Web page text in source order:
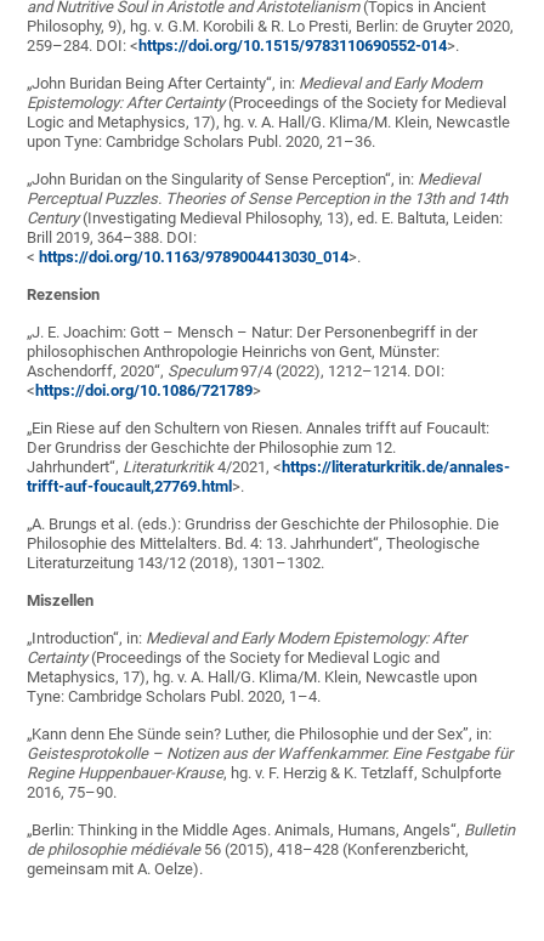
and Nutritive Soul in Aristotle and Aristotelianism(Topics in Ancient
Philosophy, 9), hg. v. G.M. Korobili & R. Lo Presti, Berlin: de Gruyter 2020,
259–284. DOI: < https://doi.org/10.1515/9783110690552-014>.
„John Buridan Being After Certainty“, in: Medieval and Early Modern
Epistemology: After Certainty(Proceedings of the Society for Medieval
Logic and Metaphysics, 17), hg. v. A. Hall/G. Klima/M. Klein, Newcastle
upon Tyne: Cambridge Scholars Publ. 2020, 21–36.
„John Buridan on the Singularity of Sense Perception“, in: Medieval
Perceptual Puzzles. Theories of Sense Perception in the 13th and 14th
Century(Investigating Medieval Philosophy, 13), ed. E. Baltuta, Leiden:
Brill 2019, 364–388. DOI:
< https://doi.org/10.1163/9789004413030_014>.
Rezension
„J. E. Joachim: Gott – Mensch – Natur: Der Personenbegriff in der
philosophischen Anthropologie Heinrichs von Gent, Münster:
Aschendorff, 2020“, Speculum97/4 (2022), 1212–1214. DOI:
< https://doi.org/10.1086/721789>
„Ein Riese auf den Schultern von Riesen. Annales trifft auf Foucault:
Der Grundriss der Geschichte der Philosophie zum 12.
Jahrhundert“, Literaturkritik4/2021, < https://literaturkritik.de/annales-
trifft-auf-foucault,27769.html>.
„A. Brungs et al. (eds.): Grundriss der Geschichte der Philosophie. Die
Philosophie des Mittelalters. Bd. 4: 13. Jahrhundert“, Theologische
Literaturzeitung 143/12 (2018), 1301–1302.
Miszellen
„Introduction“, in: Medieval and Early Modern Epistemology: After
Certainty(Proceedings of the Society for Medieval Logic and
Metaphysics, 17), hg. v. A. Hall/G. Klima/M. Klein, Newcastle upon
Tyne: Cambridge Scholars Publ. 2020, 1–4.
„Kann denn Ehe Sünde sein? Luther, die Philosophie und der Sex”, in:
Geistesprotokolle – Notizen aus der Waffenkammer. Eine Festgabe für
Regine Huppenbauer-Krause, hg. v. F. Herzig & K. Tetzlaff, Schulpforte
2016, 75–90.
„Berlin: Thinking in the Middle Ages. Animals, Humans, Angels“, Bulletin
de philosophie médiévale56 (2015), 418–428 (Konferenzbericht,
gemeinsam mit A. Oelze).